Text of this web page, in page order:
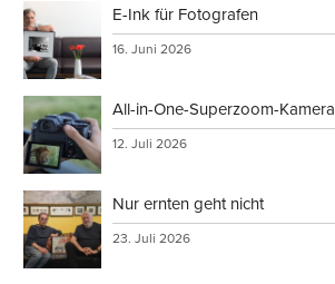
E-Ink für Fotografen
16. Juni 2026
All-in-One-Superzoom-Kamera
12. Juli 2026
Nur ernten geht nicht
23. Juli 2026